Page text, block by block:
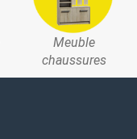
Meuble
chaussures